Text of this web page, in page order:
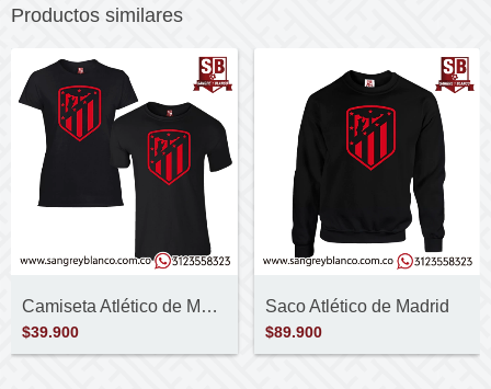
Productos similares
Camiseta Atlético de Madrid
$39.900
Saco Atlético de Madrid
$89.900